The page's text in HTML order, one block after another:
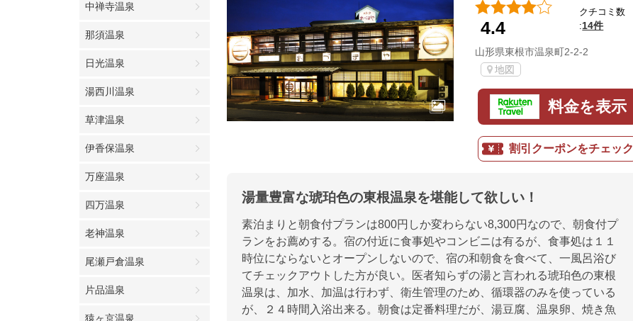
中禅寺温泉
那須温泉
日光温泉
湯西川温泉
草津温泉
伊香保温泉
万座温泉
四万温泉
老神温泉
尾瀬戸倉温泉
片品温泉
猿ヶ京温泉
4.4
クチコミ数
:14件
山形県東根市温泉町2-2-2
地図
料金を表示
割引クーポンをチェック
湯量豊富な琥珀色の東根温泉を堪能して欲しい！
素泊まりと朝食付プランは800円しか変わらない8,300円なので、朝食付プ
ランをお薦めする。宿の付近に食事処やコンビニは有るが、食事処は１１
時位にならないとオープンしないので、宿の和朝食を食べて、一風呂浴び
てチェックアウトした方が良い。医者知らずの湯と言われる琥珀色の東根
温泉は、加水、加温は行わず、衛生管理のため、循環器のみを使っている
が、２４時間入浴出来る。朝食は定番料理だが、湯豆腐、温泉卵、焼き魚